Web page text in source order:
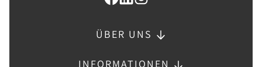
ÜBER UNS
INFORMATIONEN